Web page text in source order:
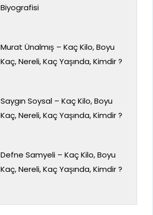
Biyografisi
Murat Ünalmış – Kaç Kilo, Boyu
Kaç, Nereli, Kaç Yaşında, Kimdir ?
Saygın Soysal – Kaç Kilo, Boyu
Kaç, Nereli, Kaç Yaşında, Kimdir ?
Defne Samyeli – Kaç Kilo, Boyu
Kaç, Nereli, Kaç Yaşında, Kimdir ?